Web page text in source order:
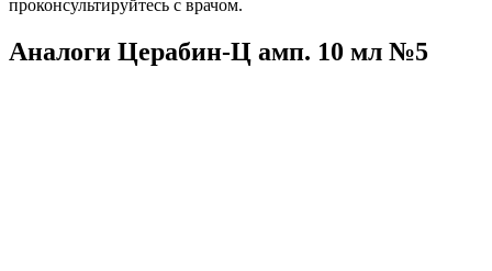
проконсультируйтесь с врачом.
Аналоги Церабин-Ц амп. 10 мл №5